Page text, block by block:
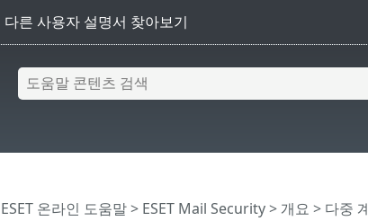
ESET 온라인 도움말> ESET Mail Security> 개요 > 다중